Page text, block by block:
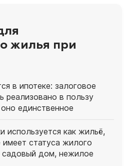
жилья при
в ипотеке: залоговое
реализовано в пользу
единственное
используется как жильё,
статуса жилого
дом, нежилое